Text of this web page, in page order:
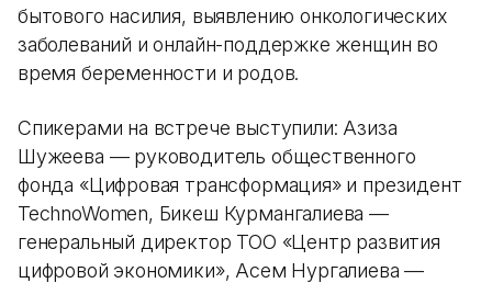
бытового насилия, выявлению онкологических
заболеваний и онлайн-поддержке женщин во
время беременности и родов.
Спикерами на встрече выступили: Азиза
Шужеева — руководитель общественного
фонда «Цифровая трансформация» и президент
TechnoWomen, Бикеш Курмангалиева —
генеральный директор ТОО «Центр развития
цифровой экономики», Асем Нургалиева —